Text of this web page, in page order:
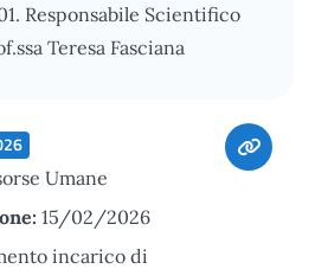
Responsabile Scientifico
Teresa Fasciana
Umane
15/02/2026
incarico di